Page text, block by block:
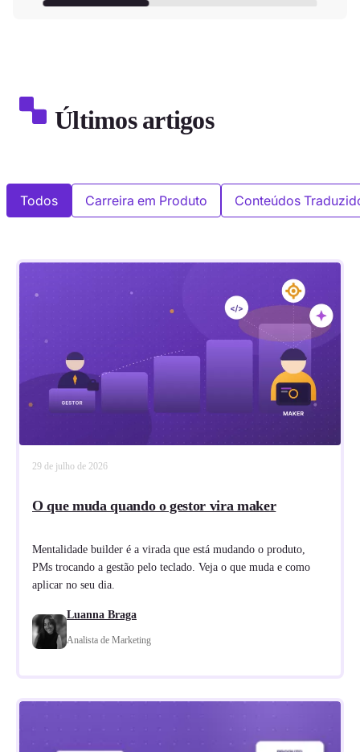
Últimos artigos
Todos Carreira em Produto Conteúdos
29 de julho de 2026
O que muda quando o gestor vira maker
Mentalidade builder é a virada que está mudando o produto,
PMs trocando a gestão pelo teclado. Veja o que muda e como
aplicar no seu dia.
Luanna Braga
Analista de Marketing